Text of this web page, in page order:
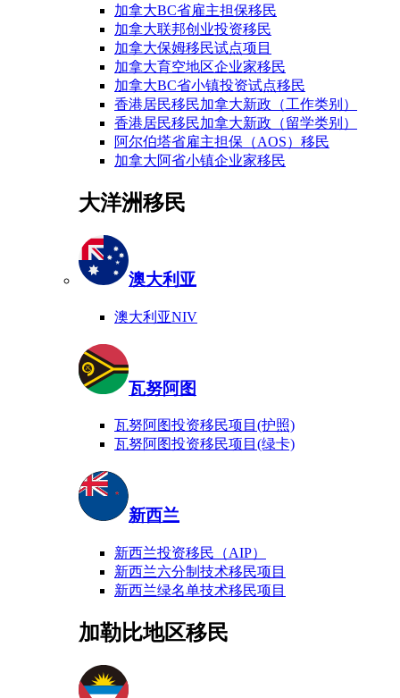
加拿大BC省雇主担保移民
加拿大联邦创业投资移民
加拿大保姆移民试点项目
加拿大育空地区企业家移民
加拿大BC省小镇投资试点移民
香港居民移民加拿大新政（工作类别）
香港居民移民加拿大新政（留学类别）
阿尔伯塔省雇主担保（AOS）移民
加拿大阿省小镇企业家移民
大洋洲移民
澳大利亚
澳大利亚NIV
瓦努阿图
瓦努阿图投资移民项目(护照)
瓦努阿图投资移民项目(绿卡)
新西兰
新西兰投资移民（AIP）
新西兰六分制技术移民项目
新西兰绿名单技术移民项目
加勒比地区移民